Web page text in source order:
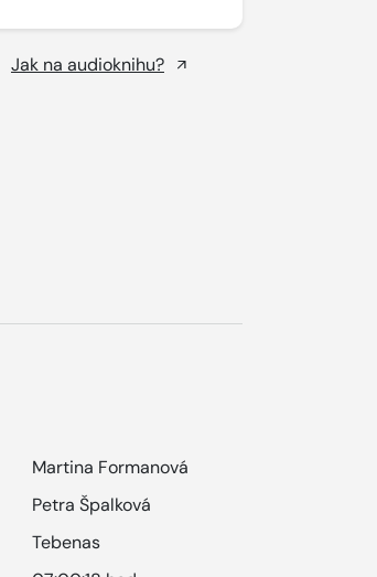
Jak na audioknihu?
Martina Formanová
Petra Špalková
Tebenas